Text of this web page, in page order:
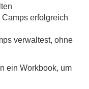
erfolgreich
verwaltest, ohne
ein Workbook, um